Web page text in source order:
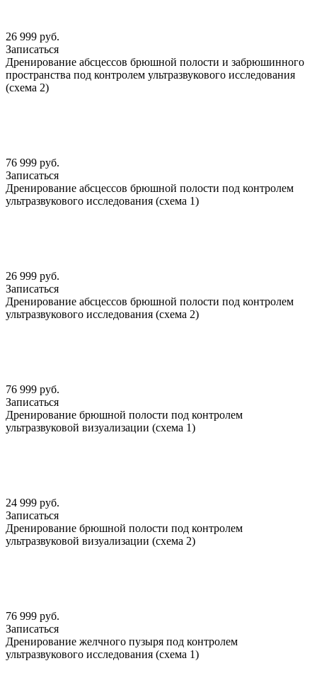
26 999 руб.
Записаться
Дренирование абсцессов брюшной полости и забрюшинного
пространства под контролем ультразвукового исследования
(схема 2)
76 999 руб.
Записаться
Дренирование абсцессов брюшной полости под контролем
ультразвукового исследования (схема 1)
26 999 руб.
Записаться
Дренирование абсцессов брюшной полости под контролем
ультразвукового исследования (схема 2)
76 999 руб.
Записаться
Дренирование брюшной полости под контролем
ультразвуковой визуализации (схема 1)
24 999 руб.
Записаться
Дренирование брюшной полости под контролем
ультразвуковой визуализации (схема 2)
76 999 руб.
Записаться
Дренирование желчного пузыря под контролем
ультразвукового исследования (схема 1)